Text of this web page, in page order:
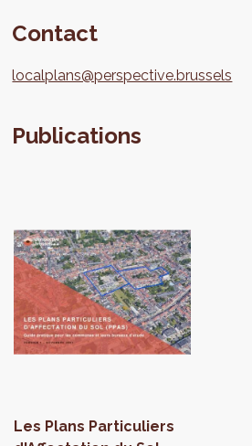
Contact
localplans@perspective.brussels
Publications
Les Plans Particuliers